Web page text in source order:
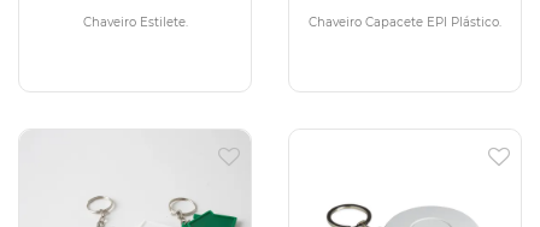
Chaveiro Estilete. Chaveiro Capacete EPI Plástico.